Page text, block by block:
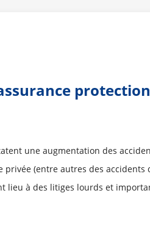
protection
une augmentation des
(entre autres des accidents
lieu à des litiges lourds et